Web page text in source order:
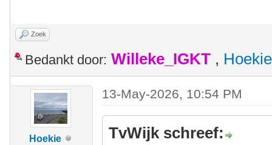
Zoek
Bedankt door: Willeke_IGKT , Hoekie
Hoekie
13-May-2026, 10:54 PM
TvWijk schreef: